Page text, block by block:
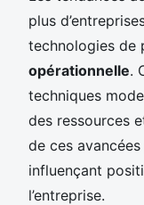
plus
technologies de
opérationnelle.
techniques
des ressources
de ces
influençant
l’entreprise.